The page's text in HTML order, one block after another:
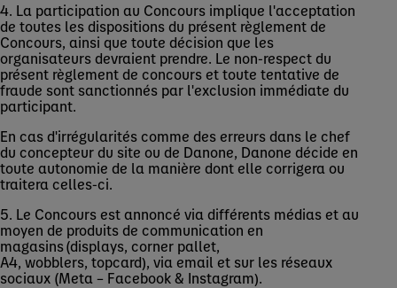
4. La participation au Concours implique l'acceptation
de toutes les dispositions du présent règlement de
Concours, ainsi que toute décision que les
organisateurs devraient prendre. Le non-respect du
présent règlement de concours et toute tentative de
fraude sont sanctionnés par l'exclusion immédiate du
participant.
En cas d'irrégularités comme des erreurs dans le chef
du concepteur du site ou de Danone, Danone décide en
toute autonomie de la manière dont elle corrigera ou
traitera celles-ci.
5. Le Concours est annoncé via différents médias et au
moyen de produits de communication en
magasins (displays, corner pallet,
A4, wobblers, topcard), via email et sur les réseaux
sociaux (Meta – Facebook & Instagram).